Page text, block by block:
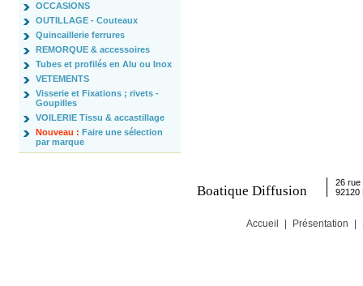
OCCASIONS
OUTILLAGE - Couteaux
Quincaillerie ferrures
REMORQUE & accessoires
Tubes et profilés en Alu ou Inox
VETEMENTS
Visserie et Fixations ; rivets -
Goupilles
VOILERIE Tissu & accastillage
Nouveau : Faire une sélection
par marque
Boatique Diffusion
26 rue
92120
Accueil Présentation